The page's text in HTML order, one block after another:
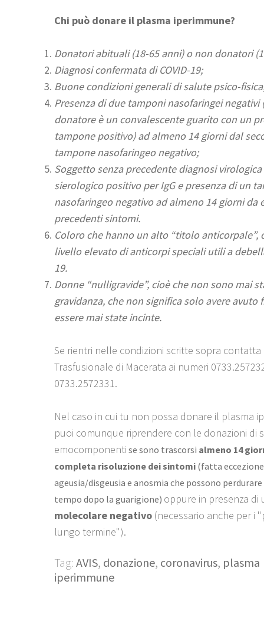
Chi può donare il plasma iperimmune?
Donatori abituali (18-65 anni) o non donatori
Diagnosi confermata di COVID-19;
Buone condizioni generali di salute psico-
Presenza di due tamponi nasofaringei negativi
donatore è un convalescente guarito con un
tampone positivo) ad almeno 14 giorni dal
tampone nasofaringeo negativo;
Soggetto senza precedente diagnosi
sierologico positivo per IgG e presenza di un
nasofaringeo negativo ad almeno 14 giorni da
precedenti sintomi.
Coloro che hanno un alto “titolo anticorpale”,
livello elevato di anticorpi speciali utili a
19.
Donne “nulligravide”, cioè che non sono mai
gravidanza, che non significa solo avere avuto
essere mai state incinte.
Se rientri nelle condizioni scritte sopra
Trasfusionale di Macerata ai numeri
0733.2572331.
Nel caso in cui tu non possa donare il plasma
puoi comunque riprendere con le donazioni di
emocomponenti se sono trascorsi almeno 14
completa risoluzione dei sintomi (fatta
ageusia/disgeusia e anosmia che possono
tempo dopo la guarigione) oppure in presenza di
molecolare negativo (necessario anche per i
lungo termine").
Tag: AVIS, donazione, coronavirus, plasma
iperimmune